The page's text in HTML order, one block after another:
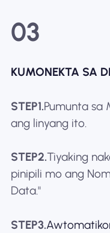
03
KUMONEKTA SA
STEP1.Pumunta sa
ang linyang ito.
STEP2.Tiyaking
pinipili mo ang
Data."
STEP3.